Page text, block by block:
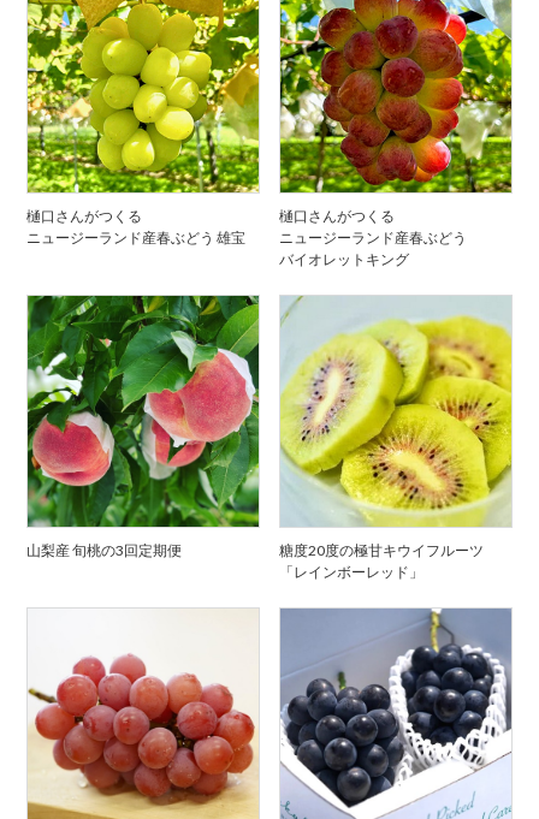
樋口さんがつくる
ニュージーランド産春ぶどう 雄宝
樋口さんがつくる
ニュージーランド産春ぶどう
バイオレットキング
山梨産 旬桃の3回定期便
糖度20度の極甘キウイフルーツ
「レインボーレッド」